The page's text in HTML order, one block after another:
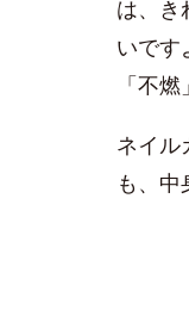
は、き
いです
「不
ネイル
も、中